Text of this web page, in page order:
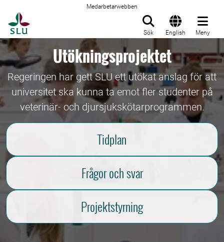
Medarbetarwebben
Sök English Meny
Utökningsprojektet
Regeringen har gett SLU ett utökat anslag för att
universitet ska kunna ta emot fler studenter på
veterinär- och djursjukskötarprogrammen.
Tidplan
Frågor och svar
Projektstyrning